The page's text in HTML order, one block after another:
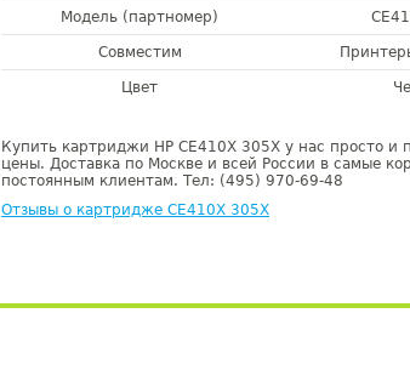
Модель (партномер)
Совместим
Цвет
Купить картриджи HP CE410X 305X у нас просто и
цены. Доставка по Москве и всей России в самые
постоянным клиентам. Тел: (495) 970-69-48
Отзывы о картридже CE410X 305X